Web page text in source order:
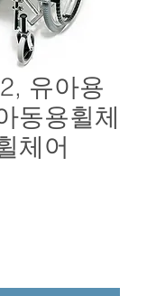
유아용
동용휠체
체어